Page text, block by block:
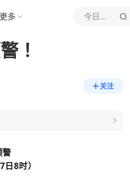
更多 今日丹东
！
关注
警
8时）